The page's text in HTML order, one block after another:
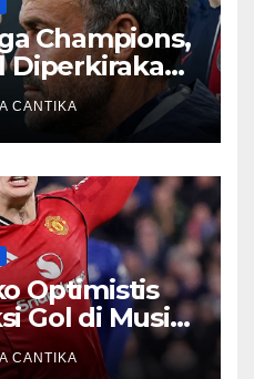
Champions,
Diperkirakan
CANTIKA
Optimistis
Gol di Musim
CANTIKA